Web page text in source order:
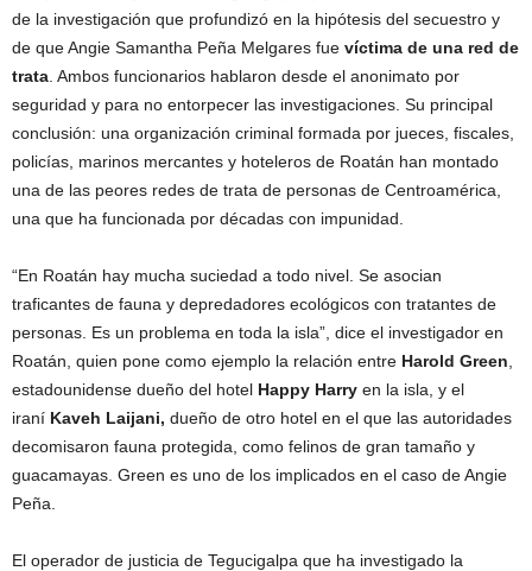
de la investigación que profundizó en la hipótesis del secuestro y
de que Angie Samantha Peña Melgares fue víctima de una red de
trata . Ambos funcionarios hablaron desde el anonimato por
seguridad y para no entorpecer las investigaciones. Su principal
conclusión: una organización criminal formada por jueces, fiscales,
policías, marinos mercantes y hoteleros de Roatán han montado
una de las peores redes de trata de personas de Centroamérica,
una que ha funcionada por décadas con impunidad.
“En Roatán hay mucha suciedad a todo nivel. Se asocian
traficantes de fauna y depredadores ecológicos con tratantes de
personas. Es un problema en toda la isla”, dice el investigador en
Roatán, quien pone como ejemplo la relación entre Harold Green
estadounidense dueño del hotel Happy Harry en la isla, y el
iraní Kaveh Laijani, dueño de otro hotel en el que las autoridades
decomisaron fauna protegida, como felinos de gran tamaño y
guacamayas. Green es uno de los implicados en el caso de Angie
Peña.
El operador de justicia de Tegucigalpa que ha investigado la